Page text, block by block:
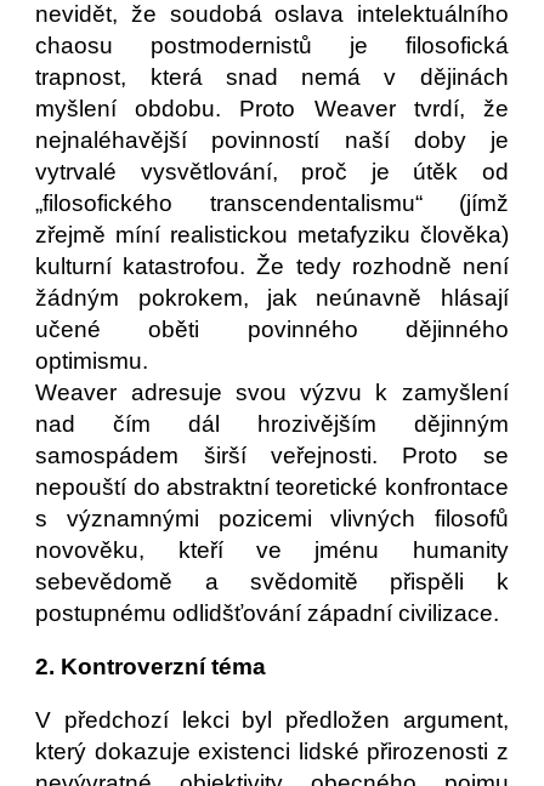
nevidět, že soudobá oslava intelektuálního
chaosu postmodernistů je filosofická
trapnost, která snad nemá v dějinách
myšlení obdobu. Proto Weaver tvrdí, že
nejnaléhavější povinností naší doby je
vytrvalé vysvětlování, proč je útěk od
„filosofického transcendentalismu“ (jímž
zřejmě míní realistickou metafyziku člověka)
kulturní katastrofou. Že tedy rozhodně není
žádným pokrokem, jak neúnavně hlásají
učené oběti povinného dějinného
optimismu.
Weaver adresuje svou výzvu k zamyšlení
nad čím dál hrozivějším dějinným
samospádem širší veřejnosti. Proto se
nepouští do abstraktní teoretické konfrontace
s významnými pozicemi vlivných filosofů
novověku, kteří ve jménu humanity
sebevědomě a svědomitě přispěli k
postupnému odlidšťování západní civilizace.
2. Kontroverzní téma
V předchozí lekci byl předložen argument,
který dokazuje existenci lidské přirozenosti z